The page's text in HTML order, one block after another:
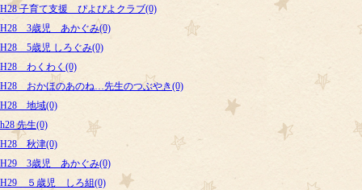
H28 子育て支援 ぴよぴよクラブ(0)
H28 3歳児 あかぐみ(0)
H28 5歳児 しろぐみ(0)
H28 わくわく(0)
H28 おかほのあのね…先生のつぶやき(0)
H28 地域(0)
h28 先生(0)
H28 秋津(0)
H29 3歳児 あかぐみ(0)
H29 ５歳児 しろ組(0)